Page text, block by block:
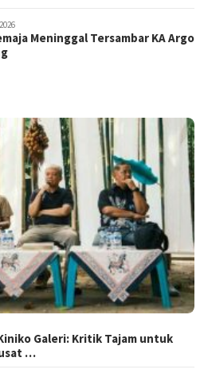
Meninggal Tersambar KA Argo
Kiniko Galeri: Kritik Tajam untuk
…